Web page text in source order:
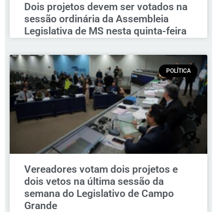
Dois projetos devem ser votados na
sessão ordinária da Assembleia
Legislativa de MS nesta quinta-feira
POLÍTICA
Vereadores votam dois projetos e
dois vetos na última sessão da
semana do Legislativo de Campo
Grande